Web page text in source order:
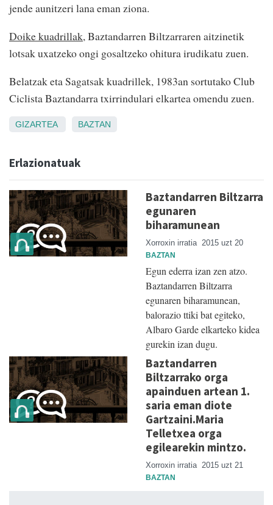
jende aunitzeri lana eman ziona.
Doike kuadrillak, Baztandarren Biltzarraren aitzinetik
lotsak uxatzeko ongi gosaltzeko ohitura irudikatu zuen.
Belatzak eta Sagatsak kuadrillek, 1983an sortutako Club
Ciclista Baztandarra txirrindulari elkartea omendu zuen.
GIZARTEA BAZTAN
Erlazionatuak
Baztandarren Biltzarra
egunaren
biharamunean
Xorroxin irratia 2015 uzt 20
BAZTAN
Egun ederra izan zen atzo.
Baztandarren Biltzarra
egunaren biharamunean,
balorazio ttiki bat egiteko,
Albaro Garde elkarteko kidea
gurekin izan dugu.
Baztandarren
Biltzarrako orga
apainduen artean 1.
saria eman diote
Gartzaini.Maria
Telletxea orga
egilearekin mintzo.
Xorroxin irratia 2015 uzt 21
BAZTAN